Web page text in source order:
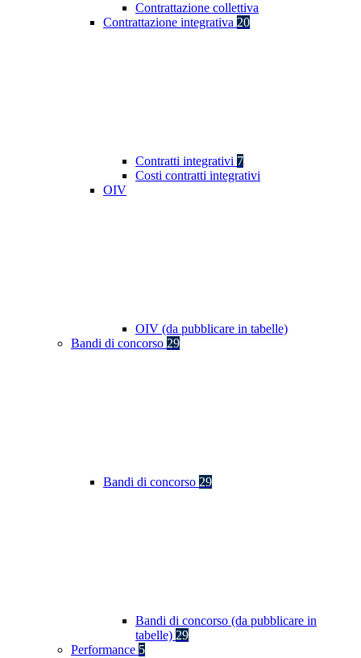
Contrattazione collettiva
Contrattazione integrativa 20
Contratti integrativi 7
Costi contratti integrativi
OIV
OIV (da pubblicare in tabelle)
Bandi di concorso 29
Bandi di concorso 29
Bandi di concorso (da pubblicare in
tabelle) 29
Performance 5